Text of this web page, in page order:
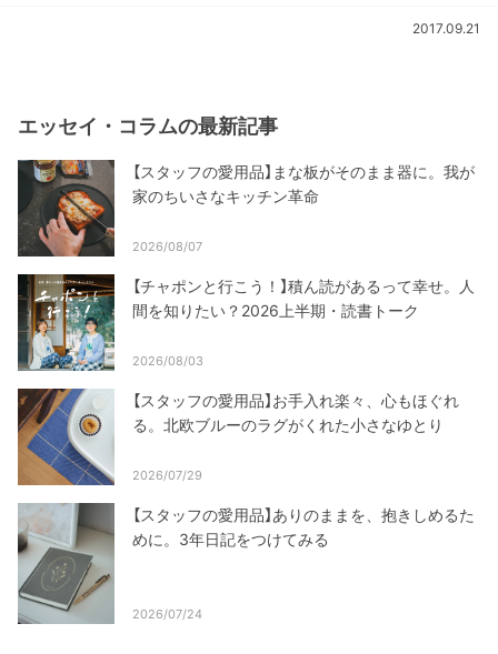
2017.09.21
エッセイ・コラムの最新記事
【スタッフの愛用品】まな板がそのまま器に。我が
家のちいさなキッチン革命
2026/08/07
【チャポンと行こう！】積ん読があるって幸せ。人
間を知りたい？2026上半期・読書トーク
2026/08/03
【スタッフの愛用品】お手入れ楽々、心もほぐれ
る。北欧ブルーのラグがくれた小さなゆとり
2026/07/29
【スタッフの愛用品】ありのままを、抱きしめるた
めに。3年日記をつけてみる
2026/07/24